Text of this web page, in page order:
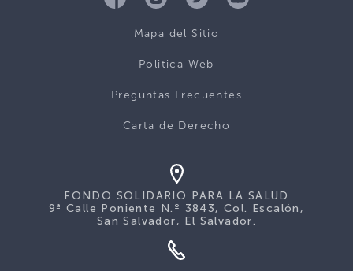
Mapa del Sitio
Politica Web
Preguntas Frecuentes
Carta de Derecho
FONDO SOLIDARIO PARA LA SALUD
9ª Calle Poniente N.º 3843, Col. Escalón,
San Salvador, El Salvador.